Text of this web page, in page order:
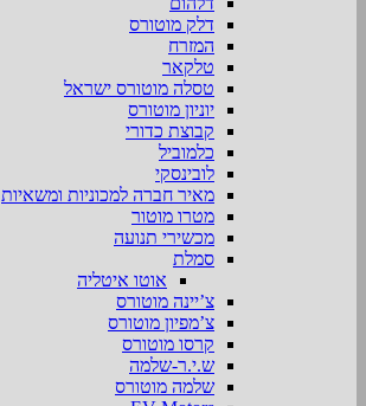
דלק מוטורס
המזרח
טלקאר
טסלה מוטורס ישראל
יוניון מוטורס
קבוצת כדורי
כלמוביל
לובינסקי
מאיר חברה למכוניות ומשאיות
מטרו מוטור
מכשירי תנועה
סמלת
אוטו איטליה
צ’יינה מוטורס
צ’מפיון מוטורס
קרסו מוטורס
ש.י.ר-שלמה
שלמה מוטורס